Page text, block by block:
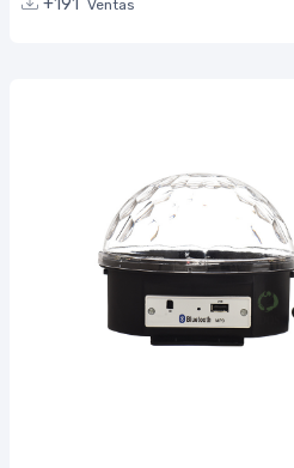
Ventas